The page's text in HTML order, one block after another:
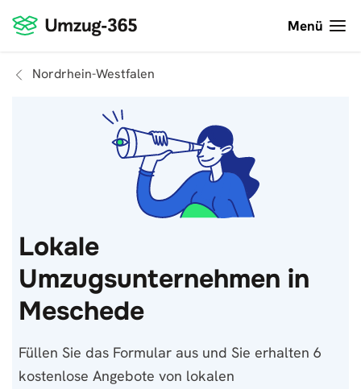
Menü
Nordrhein-Westfalen
Lokale
Umzugsunternehmen in
Meschede
Füllen Sie das Formular aus und Sie erhalten 6
kostenlose Angebote von lokalen